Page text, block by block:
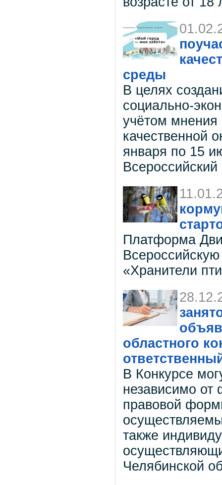
среды
В целях
социально-
учётом
качественной
января по 15
Платформа
«Хранители
областного
В Конкурсе
независимо от
правовой
также
Челябинской